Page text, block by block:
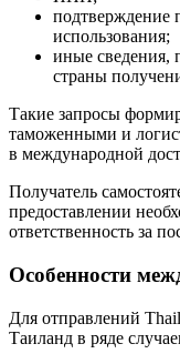
подтверждение
использования;
иные сведения,
страны
Такие запросы
таможенными и
в международной
Получатель
предоставлении
ответственность за
Особенности
Для отправлений
Таиланд в ряде